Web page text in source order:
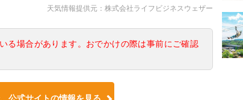
天気情報提供元：株式会社ライフビジネスウェザー
る場合があります。おでかけの際は事前にご確認